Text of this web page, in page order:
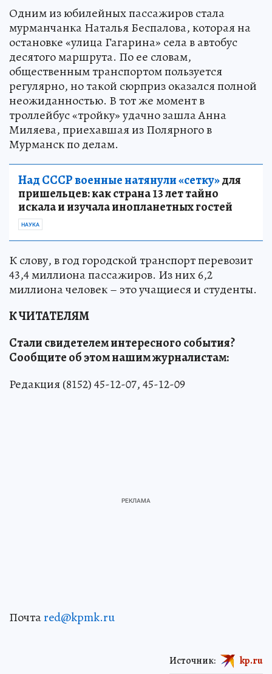
Одним из юбилейных пассажиров стала
мурманчанка Наталья Беспалова, которая на
остановке «улица Гагарина» села в автобус
десятого маршрута. По ее словам,
общественным транспортом пользуется
регулярно, но такой сюрприз оказался полной
неожиданностью. В тот же момент в
троллейбус «тройку» удачно зашла Анна
Миляева, приехавшая из Полярного в
Мурманск по делам.
Над СССР военные натянули «сетку»для
пришельцев: как страна 13 лет тайно
искала и изучала инопланетных гостей
НАУКА
К слову, в год городской транспорт перевозит
43,4 миллиона пассажиров. Из них 6,2
миллиона человек – это учащиеся и студенты.
К ЧИТАТЕЛЯМ
Стали свидетелем интересного события?
Сообщите об этом нашим журналистам:
Редакция (8152) 45-12-07, 45-12-09
Почтаred@kpmk.ru
Источник: kp.ru